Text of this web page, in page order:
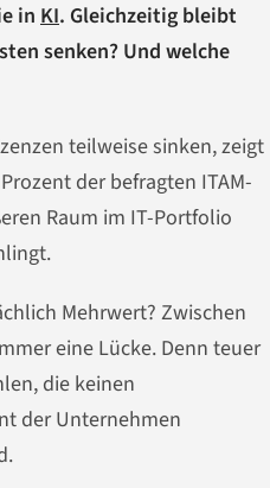
in KI. Gleichzeitig bleibt
senken? Und welche
teilweise sinken, zeigt
der befragten ITAM-
Raum im IT-Portfolio
Mehrwert? Zwischen
eine Lücke. Denn teuer
die keinen
der Unternehmen